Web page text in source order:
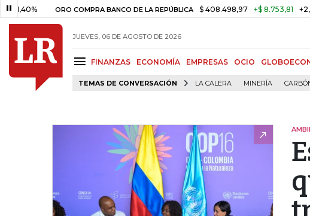
ORO COMPRA BANCO DE LA REPÚBLICA $ 408.498,97 +$ 8.753,81 +2,19%
JUEVES, 06 DE AGOSTO DE 2026
FINANZAS ECONOMÍA EMPRESAS OCIO
TEMAS DE CONVERSACIÓN LA CALERA MINERÍA